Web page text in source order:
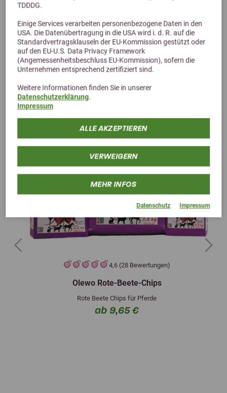
TDDDG.
Einige Services verarbeiten personenbezogene Daten in den
USA. Die Datenübertragung in die USA wird i. d. R. auf die
Standardvertragsklauseln der EU-Kommission gestützt oder
auf den EU-U.S. Data Privacy Framework
(Angemessenheitsbeschluss EU-Kommission), sofern die
Unternehmen entsprechend zertifiziert sind.
Weitere Informationen finden Sie in unserer
Datenschutzerklärung.
Impressum
ALLE AKZEPTIEREN
VERWEIGERN
MEHR INFOS
Datenschutz Impressum
Alternative Produkte
4,6 (28 Bewertungen)
Olewo Rote-Beete-Chips
Rote Beete Chips für Pferde
ab 9,65 €
Previous Next